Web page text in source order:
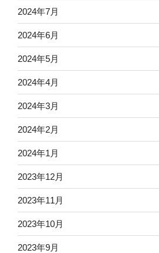
2024年7月
2024年6月
2024年5月
2024年4月
2024年3月
2024年2月
2024年1月
2023年12月
2023年11月
2023年10月
2023年9月